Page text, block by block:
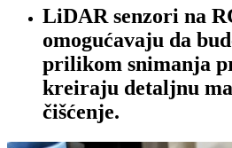
LiDAR senzori na
omogućavaju da
prilikom snimanja
kreiraju detaljnu
čišćenje.